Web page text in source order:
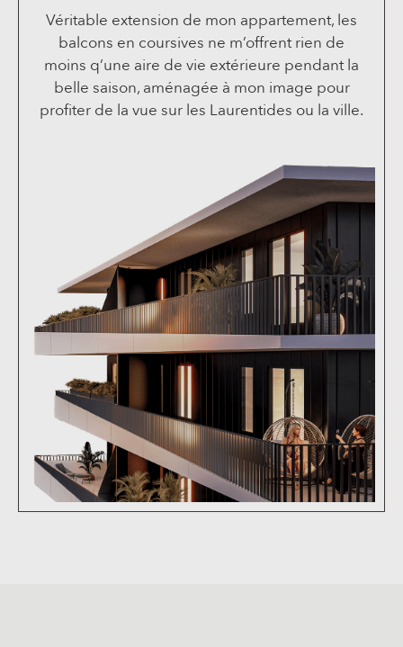
Véritable extension de mon appartement, les
balcons en coursives ne m’offrent rien de
moins q’une aire de vie extérieure pendant la
belle saison, aménagée à mon image pour
profiter de la vue sur les Laurentides ou la ville.